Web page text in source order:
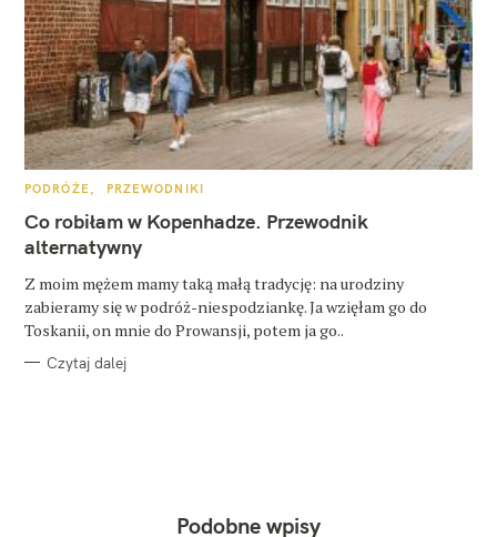
K
T
E
G
O
I
E
PODRÓŻE PRZEWODNIKI
Co robiłam w Kopenhadze. Przewodnik
alternatywny
Z moim mężem mamy taką małą tradycję: na urodziny
zabieramy się w podróż-niespodziankę. Ja wzięłam go do
Toskanii, on mnie do Prowansji, potem ja go..
Czytaj dalej
Podobne wpisy